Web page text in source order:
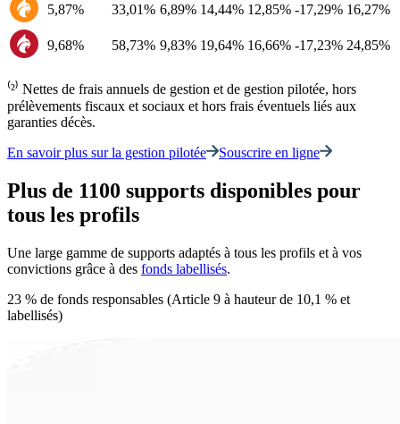
5,87% 33,01% 6,89% 14,44% 12,85% -17,29% 16,27%
9,68% 58,73% 9,83% 19,64% 16,66% -17,23% 24,85%
⁽²⁾ Nettes de frais annuels de gestion et de gestion pilotée, hors
prélèvements fiscaux et sociaux et hors frais éventuels liés aux
garanties décès.
En savoir plus sur la gestion pilotée
Souscrire en ligne
Plus de 1100 supports disponibles pour
tous les profils
Une large gamme de supports adaptés à tous les profils et à vos
convictions grâce à des fonds labellisés.
23 % de fonds responsables (Article 9 à hauteur de 10,1 % et
labellisés)